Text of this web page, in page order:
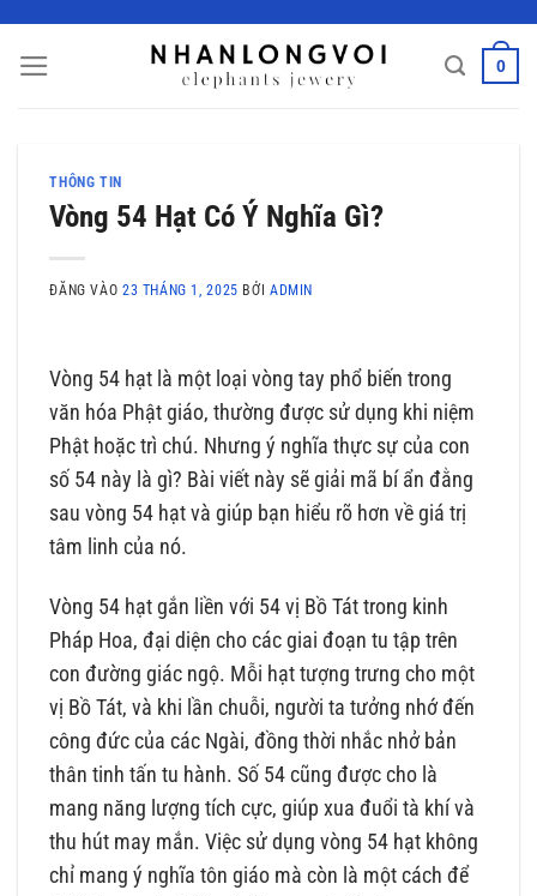
nội
0
THÔNG TIN
Vòng 54 Hạt Có Ý Nghĩa Gì?
ĐĂNG VÀO 23 THÁNG 1, 2025 BỞI ADMIN
Vòng 54 hạt là một loại vòng tay phổ biến trong
văn hóa Phật giáo, thường được sử dụng khi niệm
Phật hoặc trì chú. Nhưng ý nghĩa thực sự của con
số 54 này là gì? Bài viết này sẽ giải mã bí ẩn đằng
sau vòng 54 hạt và giúp bạn hiểu rõ hơn về giá trị
tâm linh của nó.
Vòng 54 hạt gắn liền với 54 vị Bồ Tát trong kinh
Pháp Hoa, đại diện cho các giai đoạn tu tập trên
con đường giác ngộ. Mỗi hạt tượng trưng cho một
vị Bồ Tát, và khi lần chuỗi, người ta tưởng nhớ đến
công đức của các Ngài, đồng thời nhắc nhở bản
thân tinh tấn tu hành. Số 54 cũng được cho là
mang năng lượng tích cực, giúp xua đuổi tà khí và
thu hút may mắn. Việc sử dụng vòng 54 hạt không
chỉ mang ý nghĩa tôn giáo mà còn là một cách để